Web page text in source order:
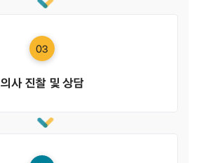
03
의사 진찰 및 상담